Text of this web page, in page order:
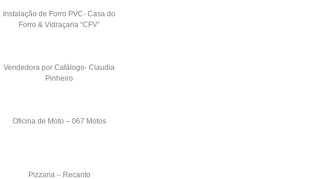
Instalação de Forro PVC- Casa do
Forro & Vidraçaria “CFV”
Vendedora por Catálogo- Claudia
Pinheiro
Oficina de Moto – 067 Motos
Pizzaria – Recanto